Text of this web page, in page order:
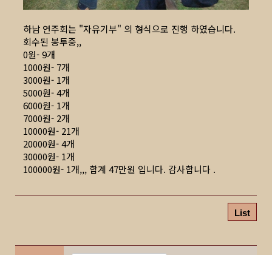
하남 연주회는 "자유기부" 의 형식으로 진행 하였습니다.
회수된 봉투중,,
0원- 9개
1000원- 7개
3000원- 1개
5000원- 4개
6000원- 1개
7000원- 2개
10000원- 21개
20000원- 4개
30000원- 1개
100000원- 1개,,, 합계 47만원 입니다. 감사합니다 .
List